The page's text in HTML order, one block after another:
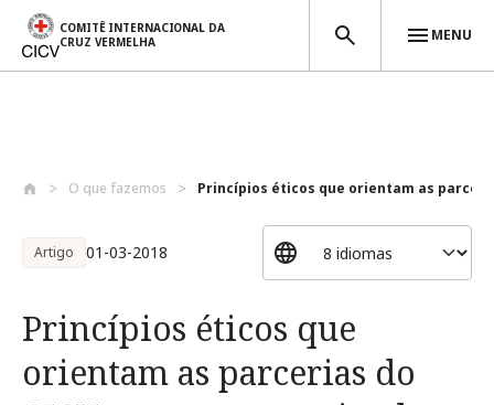
COMITÊ INTERNACIONAL DA
CRUZ VERMELHA
MENU
O que fazemos Princípios éticos que orientam as
Artigo 01-03-2018
Princípios éticos que
orientam as parcerias do